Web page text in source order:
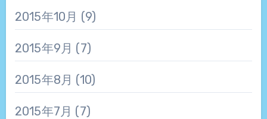
2015年10月 (9)
2015年9月 (7)
2015年8月 (10)
2015年7月 (7)